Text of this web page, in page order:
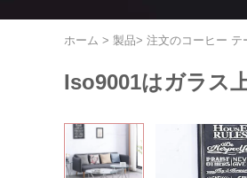
ホーム > 製品> 注文のコーヒー テ
Iso9001はガラス